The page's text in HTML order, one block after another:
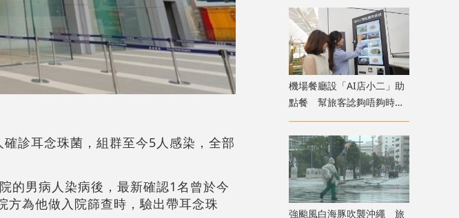
診耳念珠菌，組群至今5人感染，全部
的男病人染病後，最新確認1名曾於今
為他做入院篩查時，驗出帶耳念珠
機場餐廳設「AI店小二」助
點餐 幫旅客諗夠唔夠時間
食完先上機
強颱風白海豚吹襲沖繩 旅